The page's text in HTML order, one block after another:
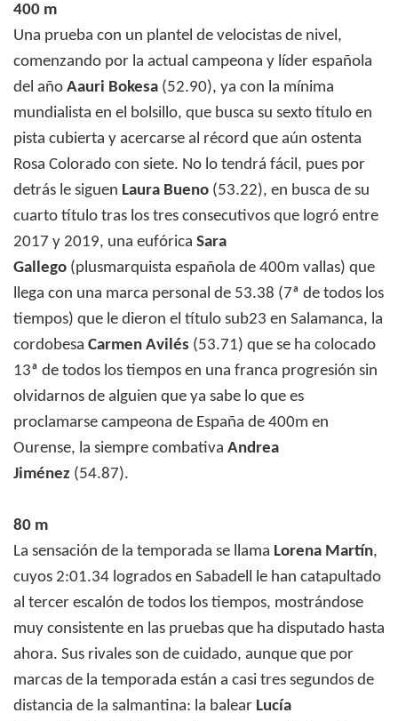
400 m
Una prueba con un plantel de velocistas de nivel,
comenzando por la actual campeona y líder española
del año Aauri Bokesa (52.90), ya con la mínima
mundialista en el bolsillo, que busca su sexto título en
pista cubierta y acercarse al récord que aún ostenta
Rosa Colorado con siete. No lo tendrá fácil, pues por
detrás le siguen Laura Bueno (53.22), en busca de su
cuarto título tras los tres consecutivos que logró entre
2017 y 2019, una eufórica Sara
Gallego (plusmarquista española de 400m vallas) que
llega con una marca personal de 53.38 (7ª de todos los
tiempos) que le dieron el título sub23 en Salamanca, la
cordobesa Carmen Avilés (53.71) que se ha colocado
13ª de todos los tiempos en una franca progresión sin
olvidarnos de alguien que ya sabe lo que es
proclamarse campeona de España de 400m en
Ourense, la siempre combativa Andrea
Jiménez (54.87).
80 m
La sensación de la temporada se llama Lorena Martín,
cuyos 2:01.34 logrados en Sabadell le han catapultado
al tercer escalón de todos los tiempos, mostrándose
muy consistente en las pruebas que ha disputado hasta
ahora. Sus rivales son de cuidado, aunque que por
marcas de la temporada están a casi tres segundos de
distancia de la salmantina: la balear Lucía